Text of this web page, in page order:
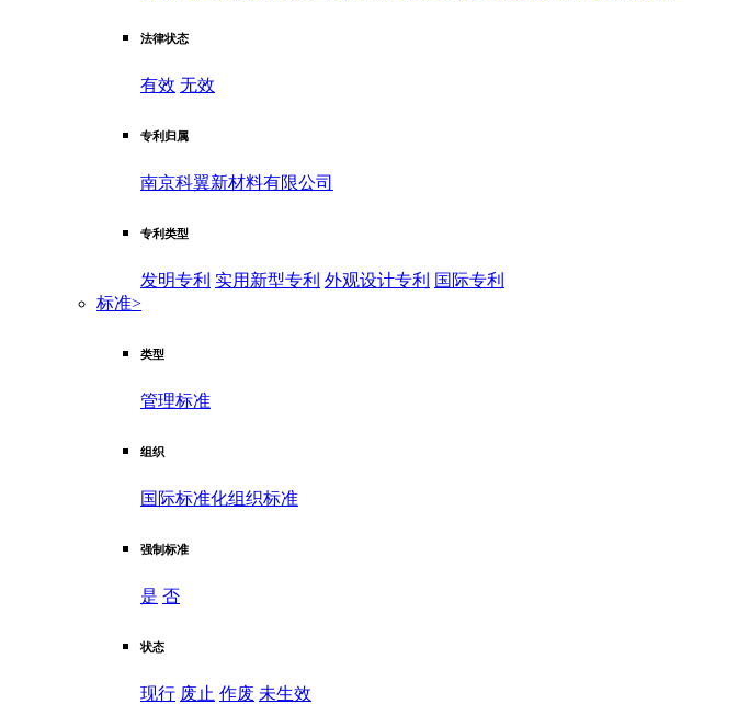
法律状态
有效 无效
专利归属
南京科翼新材料有限公司
专利类型
发明专利 实用新型专利 外观设计专利 国际专利
标准>
类型
管理标准
组织
国际标准化组织标准
强制标准
是 否
状态
现行 废止 作废 未生效